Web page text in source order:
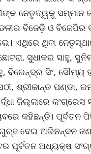
ନେତୃତ୍ୱକୁ ସମ୍ମାନ
ବିଜେଡ଼ି ଓ ବିଜେପିର
ଏଥିରେ ଥିବା
ସୁଧାକର ସାହୁ,
ବିରେନ୍ଦ୍ର ସିଂ,
ଶ୍ରୀକାନ୍ତ ପଣ୍ଡା,
ଜିଲ୍ଲାରେ
କହିଛନ୍ତି। ପୂର୍ବତନ
ଦେଇ ଅଭିନନ୍ଦନ
ପୂର୍ବତନ ଅଧ୍ୟକ୍ଷ